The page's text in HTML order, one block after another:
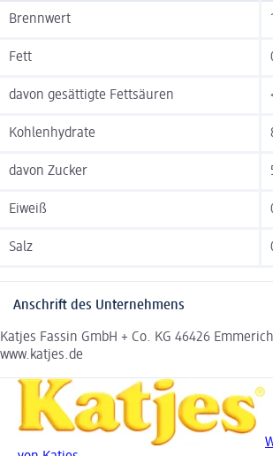
Brennwert
Fett
davon gesättigte Fettsäuren
Kohlenhydrate
davon Zucker
Eiweiß
Salz
Anschrift des Unternehmens
Katjes Fassin GmbH + Co. KG 46426
www.katjes.de